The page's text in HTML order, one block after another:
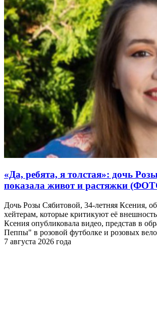
«Да, ребята, я толстая»: дочь
показала живот и растяжки
Дочь Розы Сябитовой, 34-летняя Ксения,
хейтерам, которые критикуют её
Ксения опубликовала видео, представ в
Пеппы" в розовой футболке и розовых
7 августа 2026 года